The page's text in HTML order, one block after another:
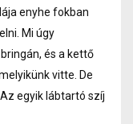
enyhe fokban
Mi úgy
és a kettő
vitte. De
egyik lábtartó szíj